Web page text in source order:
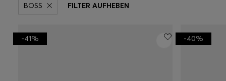
BOSS FILTER AUFHEBEN
-41% -40%